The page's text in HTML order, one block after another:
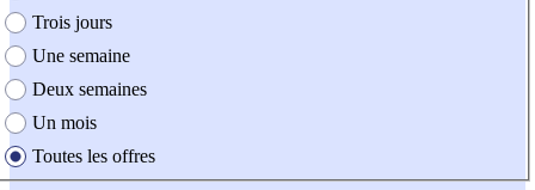
Trois jours
Une semaine
Deux semaines
Un mois
Toutes les offres